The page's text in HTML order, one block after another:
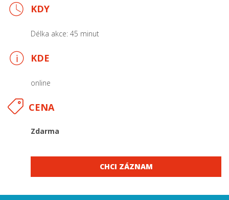
KDY
Délka akce: 45 minut
KDE
online
CENA
Zdarma
CHCI ZÁZNAM